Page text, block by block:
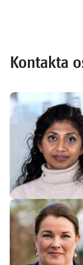
Kontakta